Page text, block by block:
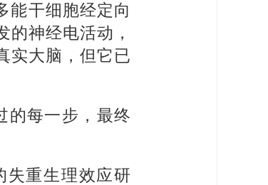
能干细胞经定向
神经电活动，
实大脑，但它已
的每一步，最终
失重生理效应研